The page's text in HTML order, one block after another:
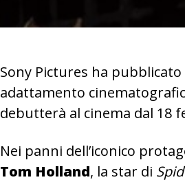
Sony Pictures ha
adattamento
debutterà al cinema dal 18
Nei panni dell’iconico
Tom Holland, la star di